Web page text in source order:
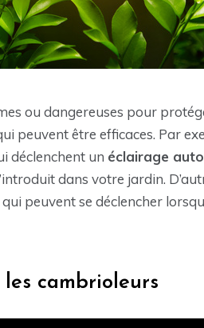
ou dangereuses pour
peuvent être efficaces. Par
déclenchent un éclairage
dans votre jardin.
peuvent se déclencher
cambrioleurs